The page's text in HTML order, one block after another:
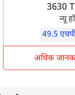
3630
न्यू
49.5
अधिक